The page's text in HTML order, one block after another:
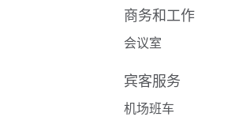
商务和工作
会议室
宾客服务
机场班车